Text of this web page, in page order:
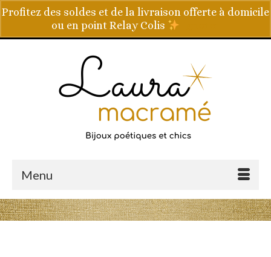
Profitez des soldes et de la livraison offerte à domicile
ou en point Relay Colis
Votre panier- 0,00€
Menu